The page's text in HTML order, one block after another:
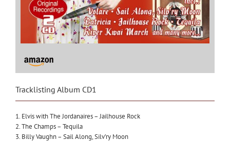
Tracklisting Album CD1
1. Elvis with The Jordanaires – Jailhouse Rock
2. The Champs – Tequila
3. Billy Vaughn – Sail Along, Silv’ry Moon